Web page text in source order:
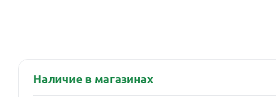
Наличие в магазинах